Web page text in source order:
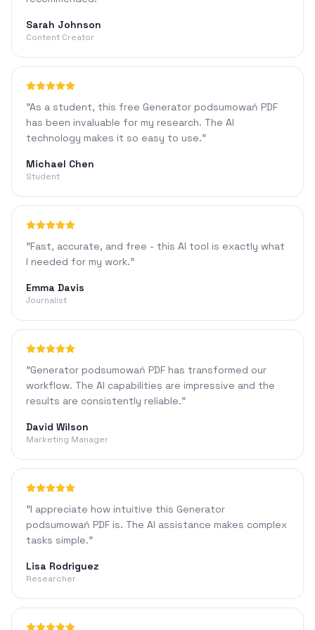
Sarah Johnson
Content Creator
"As a student, this free Generator podsumowań PDF
has been invaluable for my research. The AI
technology makes it so easy to use."
Michael Chen
Student
"Fast, accurate, and free - this AI tool is exactly what
I needed for my work."
Emma Davis
Journalist
"Generator podsumowań PDF has transformed our
workflow. The AI capabilities are impressive and the
results are consistently reliable."
David Wilson
Marketing Manager
"I appreciate how intuitive this Generator
podsumowań PDF is. The AI assistance makes complex
tasks simple."
Lisa Rodriguez
Researcher